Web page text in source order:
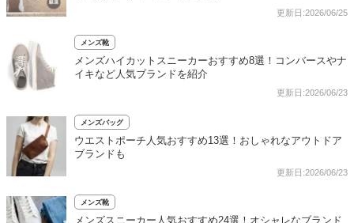
更新日:2026/06/25
メンズ靴
メンズハイカットスニーカーおすすめ8選！コンバースやナ
イキなど人気ブランドを紹介
更新日:2026/06/23
メンズバッグ
ウエストポーチ人気おすすめ13選！おしゃれなアウトドア
ブランドも
更新日:2026/06/23
メンズ靴
メンズスニーカー人気おすすめ24選！オシャレなブランド